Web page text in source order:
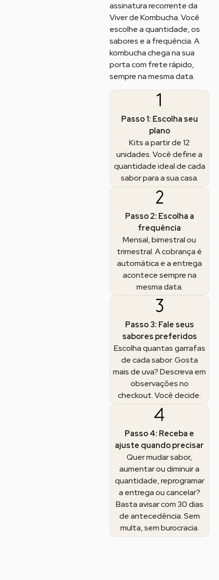
assinatura recorrente da
Viver de Kombucha. Você
escolhe a quantidade, os
sabores e a frequência. A
kombucha chega na sua
porta com frete rápido,
sempre na mesma data.
Passo 1: Escolha seu
plano
Kits a partir de 12
unidades. Você define a
quantidade ideal de cada
sabor para a sua casa.
Passo 2: Escolha a
frequência
Mensal, bimestral ou
trimestral. A cobrança é
automática e a entrega
acontece sempre na
mesma data.
Passo 3: Fale seus
sabores preferidos
Escolha quantas garrafas
de cada sabor. Gosta
mais de uva? Descreva em
observações no
checkout. Você decide.
Passo 4: Receba e
ajuste quando precisar
Quer mudar sabor,
aumentar ou diminuir a
quantidade, reprogramar
a entrega ou cancelar?
Basta avisar com 30 dias
de antecedência. Sem
multa, sem burocracia.